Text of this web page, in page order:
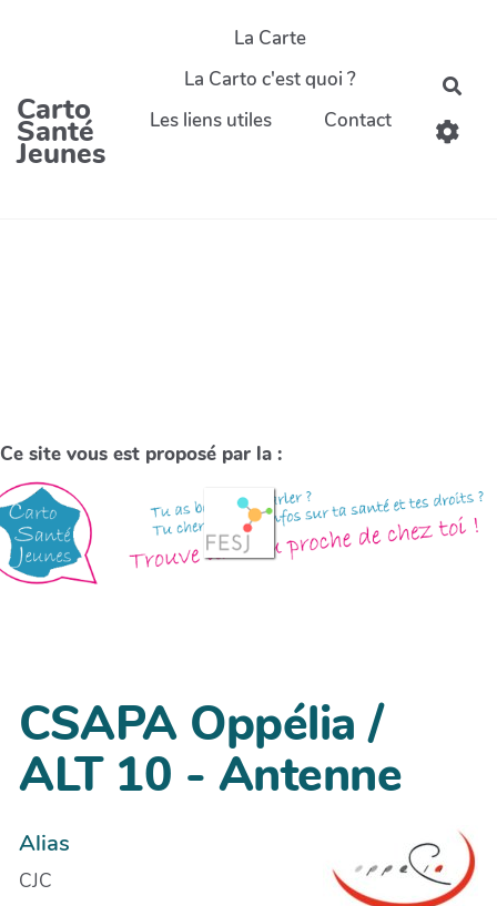
Carto
Santé
Jeunes
La Carte
La Carto c'est quoi ?
Les liens utiles
Contact
Ce site vous est proposé par la :
CSAPA Oppélia /
ALT 10 - Antenne
Alias
CJC